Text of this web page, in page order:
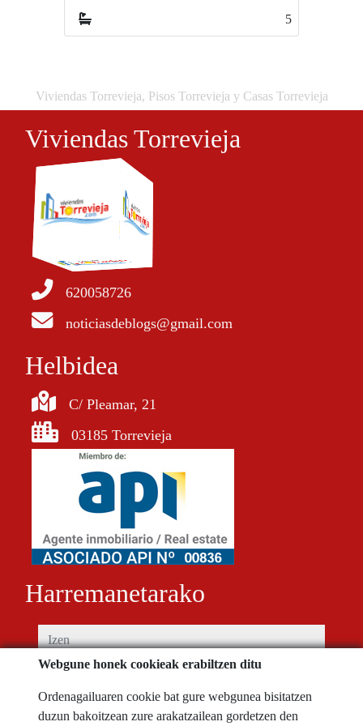
Viviendas Torrevieja, Pisos Torrevieja y Casas Torrevieja
Viviendas Torrevieja
620058726
noticiasdeblogs@gmail.com
Helbidea
C/ Pleamar, 21
03185 Torrevieja
Harremanetarako
izen
e-mail
Webgune honek cookieak erabiltzen ditu
Ordenagailuaren cookie bat gure webgunea bisitatzen
duzun bakoitzean zure arakatzailean gordetzen den